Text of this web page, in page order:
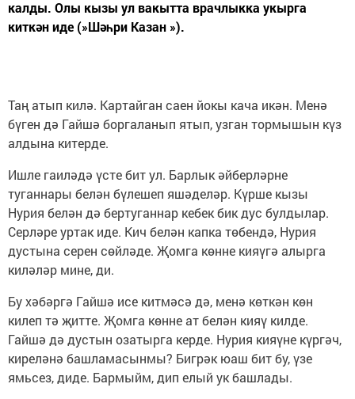
калды. Олы кызы ул вакытта врачлыкка укырга
киткән иде (»Шәһри Казан »).
Таң атып килә. Картайган саен йокы кача икән. Менә
бүген дә Гайшә боргаланып ятып, узган тормышын күз
алдына китерде.
Ишле гаиләдә үсте бит ул. Барлык әйберләрне
туганнары белән бүлешеп яшәделәр. Күрше кызы
Нурия белән дә бертуганнар кебек бик дус булдылар.
Серләре уртак иде. Кич белән капка төбендә, Нурия
дустына серен сөйләде. Җомга көнне кияүгә алырга
киләләр мине, ди.
Бу хәбәргә Гайшә исе китмәсә дә, менә көткән көн
килеп тә җитте. Җомга көнне ат белән кияү килде.
Гайшә дә дустын озатырга керде. Нурия кияүне күргәч,
киреләнә башламасынмы? Бигрәк юаш бит бу, үзе
ямьсез, диде. Бармыйм, дип елый ук башлады.